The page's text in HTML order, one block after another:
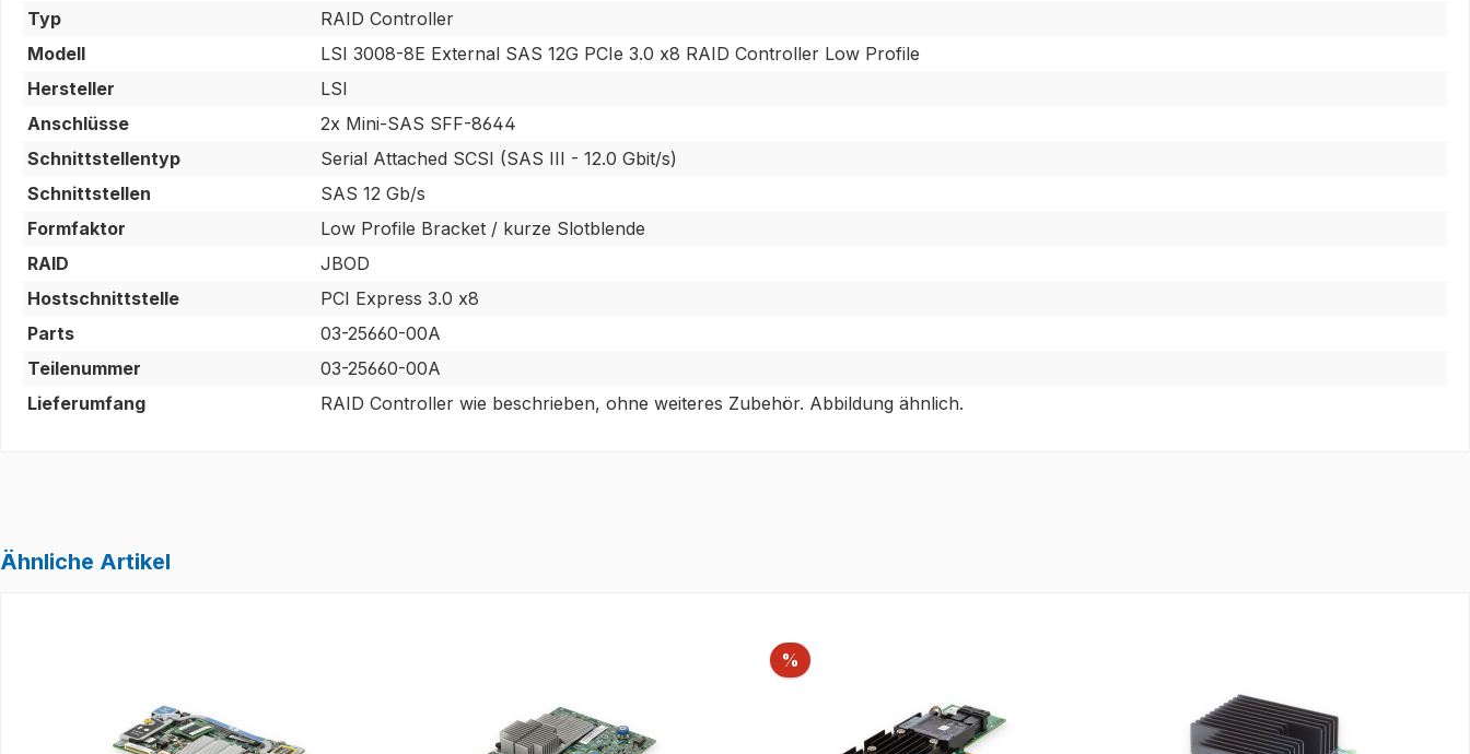
Typ
RAID Controller
Modell
LSI 3008-8E External SAS 12G PCIe 3.0 x8 RAID Controller Low Profile
Hersteller
LSI
Anschlüsse
2x Mini-SAS SFF-8644
Schnittstellentyp
Serial Attached SCSI (SAS III - 12.0 Gbit/s)
Schnittstellen
SAS 12 Gb/s
Formfaktor
Low Profile Bracket / kurze Slotblende
RAID
JBOD
Hostschnittstelle
PCI Express 3.0 x8
Parts
03-25660-00A
Teilenummer
03-25660-00A
Lieferumfang
RAID Controller wie beschrieben, ohne weiteres Zubehör. Abbildung ähnlich.
Ähnliche Artikel
% Rabatt